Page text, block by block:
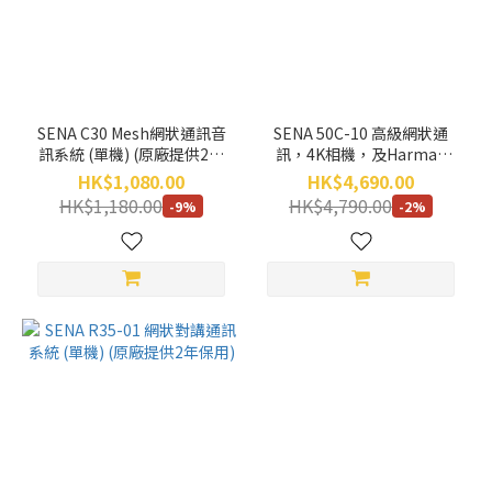
SENA C30 Mesh網狀通訊音
訊系統 (單機) (原廠提供2年
保用)
HK$1,080.00
HK$1,180.00 -9%
SENA 50C-10 高級網狀通
訊，4K相機，及Harman
Kardon音訊技術 (原廠提供2
年保用)
HK$4,690.00
HK$4,790.00 -2%